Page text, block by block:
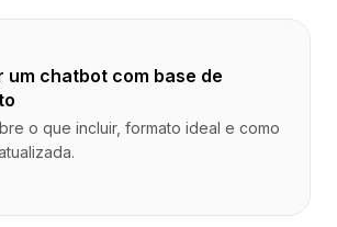
um chatbot com base de
o que incluir, formato ideal e como